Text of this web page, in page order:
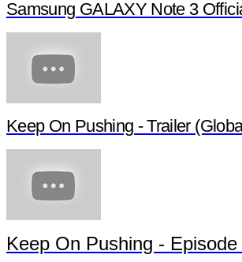
Samsung GALAXY Note 3
Keep On Pushing - Trailer
Keep On Pushing -